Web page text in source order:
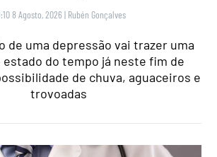
8 Agosto, 2026 | Rubén Gonçalves
de uma depressão vai trazer uma
estado do tempo já neste fim de
de chuva, aguaceiros e
trovoadas